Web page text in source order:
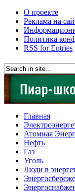
О проекте
Реклама на
Политика
RSS for Entries
Главная
Атомная
Нефть
Газ
Уголь
Люди в